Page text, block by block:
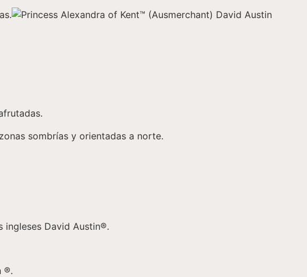
sombrías y orientadas a norte.
ingleses David Austin®.
®.